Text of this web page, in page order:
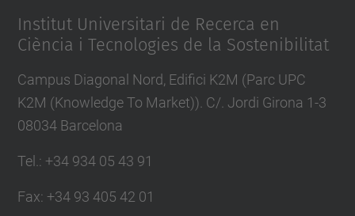
Institut Universitari de Recerca en
Ciència i Tecnologies de la Sostenibilitat
Campus Diagonal Nord, Edifici K2M (Parc UPC
K2M (Knowledge To Market)). C/. Jordi Girona 1-3
08034 Barcelona
Tel. : +34 934 05 43 91
Fax: +34 93 405 42 01